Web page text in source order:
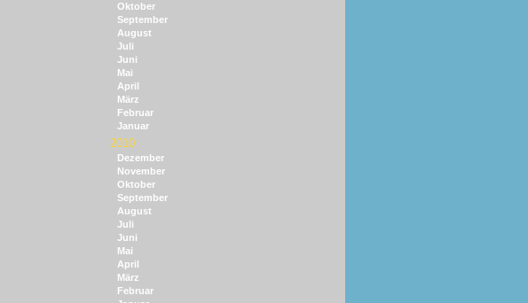
Oktober
September
August
Juli
Juni
Mai
April
März
Februar
Januar
2010
Dezember
November
Oktober
September
August
Juli
Juni
Mai
April
März
Februar